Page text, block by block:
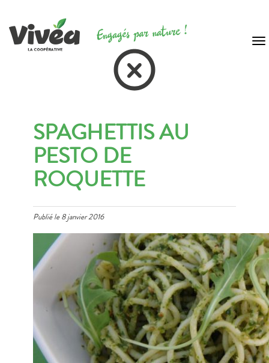
SPAGHETTIS AU
PESTO DE
ROQUETTE
Publié le8 janvier 2016